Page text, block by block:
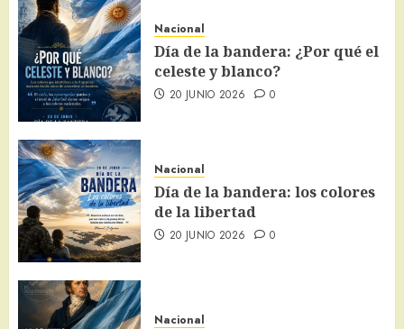
Nacional
Día de la bandera: ¿Por qué el
celeste y blanco?
20 JUNIO 2026 0
Nacional
Día de la bandera: los colores
de la libertad
20 JUNIO 2026 0
Nacional